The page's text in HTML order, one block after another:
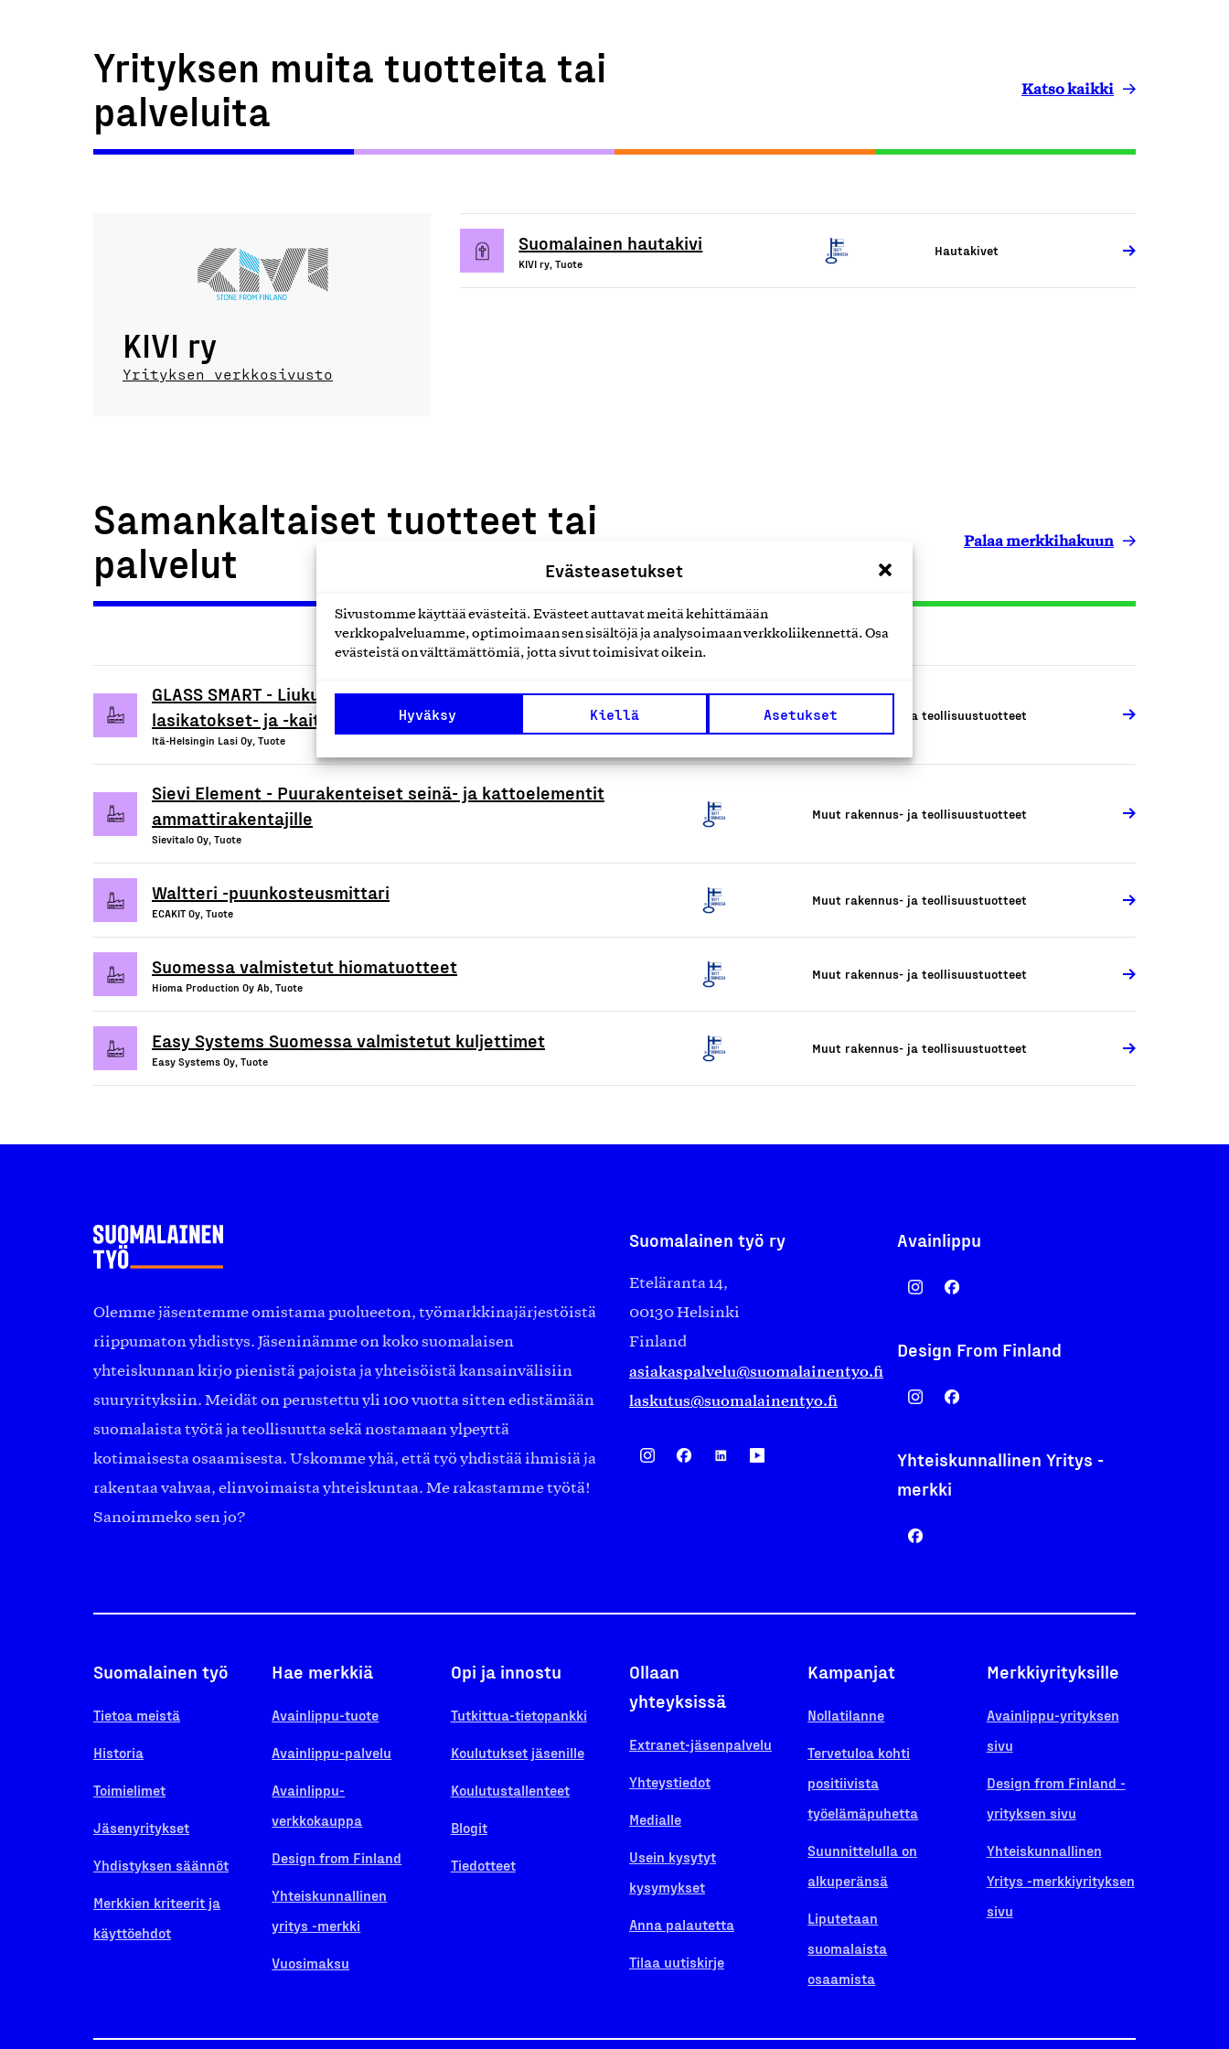
Evästeasetukset
Sivustomme käyttää evästeitä. Evästeet auttavat meitä kehittämään
verkkopalveluamme, optimoimaan sen sisältöjä ja analysoimaan verkkoliikennettä. Osa
evästeistä on välttämättömiä, jotta sivut toimisivat oikein.
Hyväksy Kiellä Asetukset
Yrityksen muita tuotteita tai
palveluita
Katso kaikki
KIVI ry
Yrityksen verkkosivusto
Suomalainen hautakivi
KIVI ry, Tuote
Hautakivet
Samankaltaiset tuotteet tai
palvelut
Palaa merkkihakuun
GLASS SMART - Liukulasijärjestelmät, parvekelasitukset,
lasikatokset- ja -kaiteet
Itä-Helsingin Lasi Oy, Tuote
Muut rakennus- ja teollisuustuotteet
Sievi Element - Puurakenteiset seinä- ja kattoelementit
ammattirakentajille
Sievitalo Oy, Tuote
Muut rakennus- ja teollisuustuotteet
Waltteri -puunkosteusmittari
ECAKIT Oy, Tuote
Muut rakennus- ja teollisuustuotteet
Suomessa valmistetut hiomatuotteet
Hioma Production Oy Ab, Tuote
Muut rakennus- ja teollisuustuotteet
Easy Systems Suomessa valmistetut kuljettimet
Easy Systems Oy, Tuote
Muut rakennus- ja teollisuustuotteet
Olemme jäsentemme omistama puolueeton, työmarkkinajärjestöistä
riippumaton yhdistys. Jäseninämme on koko suomalaisen
yhteiskunnan kirjo pienistä pajoista ja yhteisöistä kansainvälisiin
suuryrityksiin. Meidät on perustettu yli 100 vuotta sitten edistämään
suomalaista työtä ja teollisuutta sekä nostamaan ylpeyttä
kotimaisesta osaamisesta. Uskomme yhä, että työ yhdistää ihmisiä ja
rakentaa vahvaa, elinvoimaista yhteiskuntaa. Me rakastamme työtä!
Sanoimmeko sen jo?
Suomalainen työ ry
Eteläranta 14,
00130 Helsinki
Finland
asiakaspalvelu@suomalainentyo.fi
laskutus@suomalainentyo.fi
Avainlippu
Design From Finland
Yhteiskunnallinen Yritys -
merkki
Suomalainen työ
Tietoa meistä
Historia
Toimielimet
Jäsenyritykset
Yhdistyksen säännöt
Merkkien kriteerit ja
käyttöehdot
Hae merkkiä
Avainlippu-tuote
Avainlippu-palvelu
Avainlippu-
verkkokauppa
Design from Finland
Yhteiskunnallinen
yritys -merkki
Vuosimaksu
Opi ja innostu
Tutkittua-tietopankki
Koulutukset jäsenille
Koulutustallenteet
Blogit
Tiedotteet
Ollaan
yhteyksissä
Extranet-jäsenpalvelu
Yhteystiedot
Medialle
Usein kysytyt
kysymykset
Anna palautetta
Tilaa uutiskirje
Kampanjat
Nollatilanne
Tervetuloa kohti
positiivista
työelämäpuhetta
Suunnittelulla on
alkuperänsä
Liputetaan
suomalaista
osaamista
Merkkiyrityksille
Avainlippu-yrityksen
sivu
Design from Finland -
yrityksen sivu
Yhteiskunnallinen
Yritys -merkkiyrityksen
sivu